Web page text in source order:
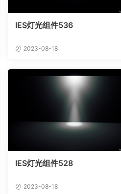
IES灯光组件536
2023-08-18
IES灯光组件528
2023-08-18